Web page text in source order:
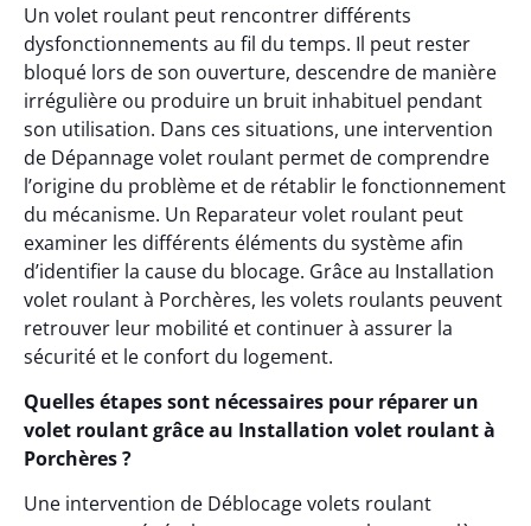
Un volet roulant peut rencontrer différents
dysfonctionnements au fil du temps. Il peut rester
bloqué lors de son ouverture, descendre de manière
irrégulière ou produire un bruit inhabituel pendant
son utilisation. Dans ces situations, une intervention
de Dépannage volet roulant permet de comprendre
l’origine du problème et de rétablir le fonctionnement
du mécanisme. Un Reparateur volet roulant peut
examiner les différents éléments du système afin
d’identifier la cause du blocage. Grâce au Installation
volet roulant à Porchères, les volets roulants peuvent
retrouver leur mobilité et continuer à assurer la
sécurité et le confort du logement.
Quelles étapes sont nécessaires pour réparer un
volet roulant grâce au Installation volet roulant à
Porchères ?
Une intervention de Déblocage volets roulant